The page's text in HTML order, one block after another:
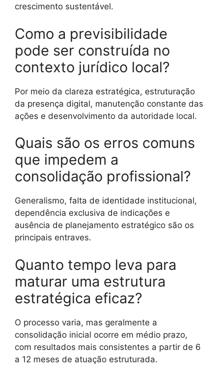
crescimento sustentável.
Como a previsibilidade
pode ser construída no
contexto jurídico local?
Por meio da clareza estratégica, estruturação
da presença digital, manutenção constante das
ações e desenvolvimento da autoridade local.
Quais são os erros comuns
que impedem a
consolidação profissional?
Generalismo, falta de identidade institucional,
dependência exclusiva de indicações e
ausência de planejamento estratégico são os
principais entraves.
Quanto tempo leva para
maturar uma estrutura
estratégica eficaz?
O processo varia, mas geralmente a
consolidação inicial ocorre em médio prazo,
com resultados mais consistentes a partir de 6
a 12 meses de atuação estruturada.